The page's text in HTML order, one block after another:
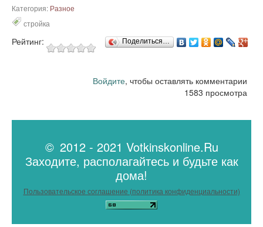
Категория: Разное
стройка
Рейтинг: Поделиться…
Войдите, чтобы оставлять комментарии
1583 просмотра
© 2012 - 2021 Votkinskonline.Ru
Заходите, располагайтесь и будьте как
дома!
Пользовательское соглашение (политика конфиденциальности)